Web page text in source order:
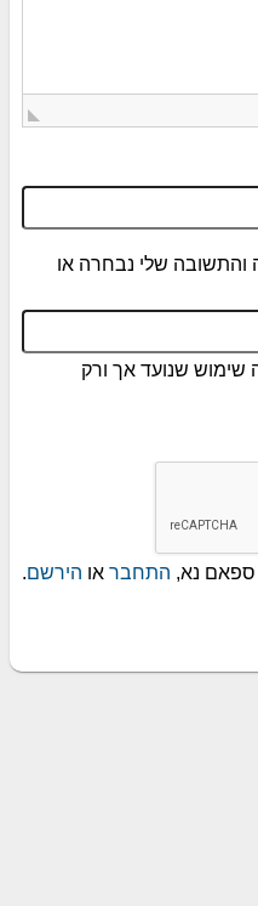
והתשובה שלי נבחרה או
שימוש שנועד אך ורק
ספאם נא, התחבר או הירשם.